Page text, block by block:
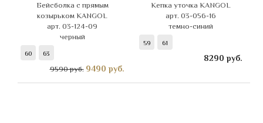
Бейсболка с прямым
козырьком KANGOL
арт. 03-124-09
черный
60 63
9590 руб. 9490 руб.
Кепка уточка KANGOL
арт. 03-056-16
темно-синий
59 61
8290 руб.